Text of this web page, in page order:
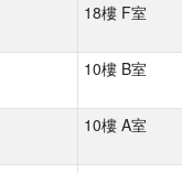
18樓 F室
10樓 B室
10樓 A室